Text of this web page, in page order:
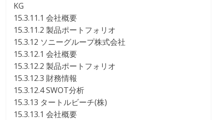
KG
15.3.11.1 会社概要
15.3.11.2 製品ポートフォリオ
15.3.12 ソニーグループ株式会社
15.3.12.1 会社概要
15.3.12.2 製品ポートフォリオ
15.3.12.3 財務情報
15.3.12.4 SWOT分析
15.3.13 タートルビーチ(株)
15.3.13.1 会社概要